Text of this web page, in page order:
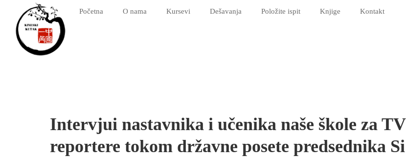
Početna O nama Kursevi Dešavanja Položite ispit Knjige Kontakt
Intervjui nastavnika i učenika naše škole za TV
reportere tokom državne posete predsednika Si